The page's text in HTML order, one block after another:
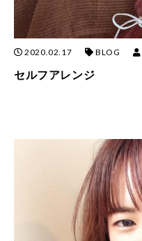
2020.02.17 BLOG
セルフアレンジ